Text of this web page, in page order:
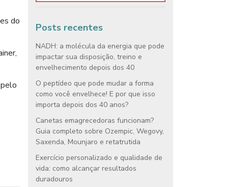
do
Posts recentes
NADH: a molécula da energia que pode
impactar sua disposição, treino e
envelhecimento depois dos 40
O peptídeo que pode mudar a forma
como você envelhece! E por que isso
importa depois dos 40 anos?
Canetas emagrecedoras funcionam?
Guia completo sobre Ozempic, Wegovy,
Saxenda, Mounjaro e retatrutida
Exercício personalizado e qualidade de
vida: como alcançar resultados
duradouros